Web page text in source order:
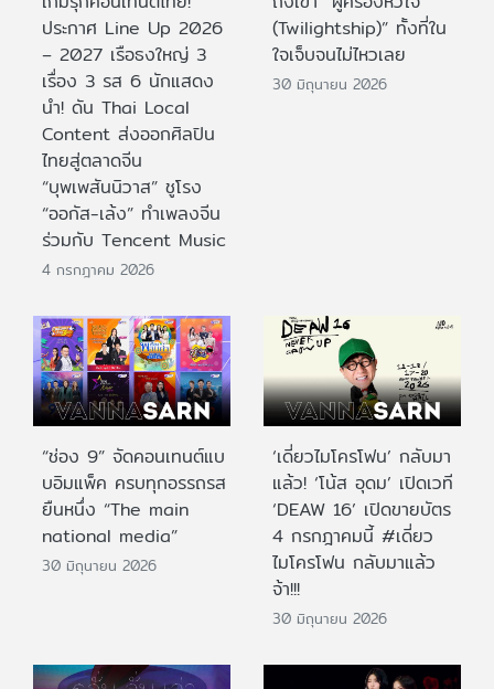
ประกาศ Line Up 2026
– 2027 เรือธงใหญ่ 3
เรื่อง 3 รส 6 นักแสดง
นำ! ดัน Thai Local
Content ส่งออกศิลปิน
ไทยสู่ตลาดจีน
“บุพเพสันนิวาส” ชูโรง
“ออกัส-เล้ง” ทำเพลงจีน
ร่วมกับ Tencent Music
4 กรกฎาคม 2026
(Twilightship)” ทั้งที่ใน
ใจเจ็บจนไม่ไหวเลย
30 มิถุนายน 2026
“ช่อง 9” จัดคอนเทนต์แบ
บอิมแพ็ค ครบทุกอรรถรส
ยืนหนึ่ง “The main
national media”
30 มิถุนายน 2026
‘เดี่ยวไมโครโฟน’ กลับมา
แล้ว! ‘โน้ส อุดม’ เปิดเวที
‘DEAW 16’ เปิดขายบัตร
4 กรกฎาคมนี้ #เดี่ยว
ไมโครโฟน กลับมาแล้ว
จ้า!!!
30 มิถุนายน 2026